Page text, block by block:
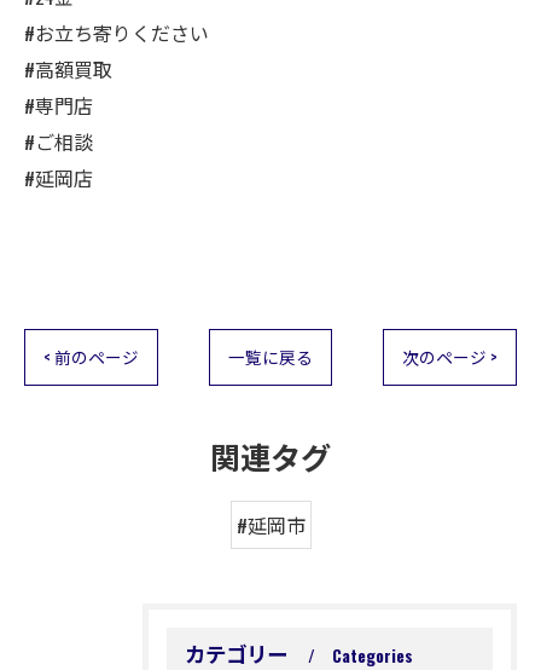
#お立ち寄りください
#高額買取
#専門店
#ご相談
#延岡店
< 前のページ 一覧に戻る 次のページ >
関連タグ
#延岡市
カテゴリー Categories